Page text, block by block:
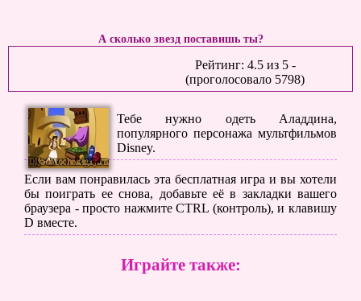
А сколько звезд поставишь ты?
Рейтинг: 4.5из 5-
(проголосовало 5798)
Тебе нужно одеть Аладдина,
популярного персонажа мультфильмов
Disney.
Если вам понравилась эта бесплатная игра и вы хотели
бы поиграть ее снова, добавьте её в закладки вашего
браузера - просто нажмите CTRL (контроль), и клавишу
D вместе.
Играйте также: